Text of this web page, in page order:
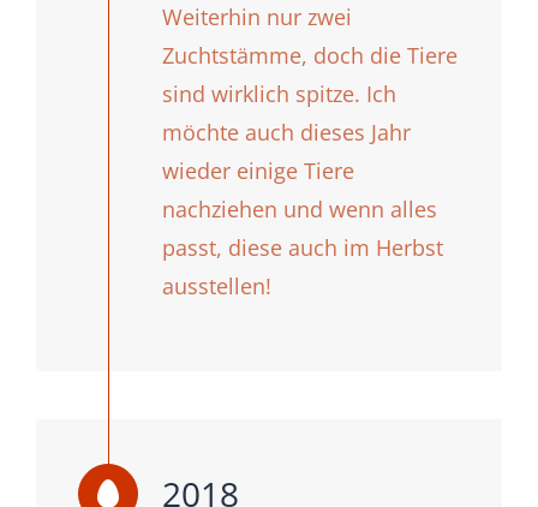
Weiterhin nur zwei
Zuchtstämme, doch die Tiere
sind wirklich spitze. Ich
möchte auch dieses Jahr
wieder einige Tiere
nachziehen und wenn alles
passt, diese auch im Herbst
ausstellen!
2018